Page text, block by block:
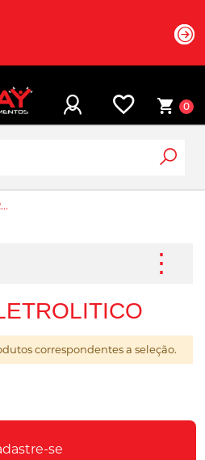
0
HIDROELETROLITICO
correspondentes a seleção.
se